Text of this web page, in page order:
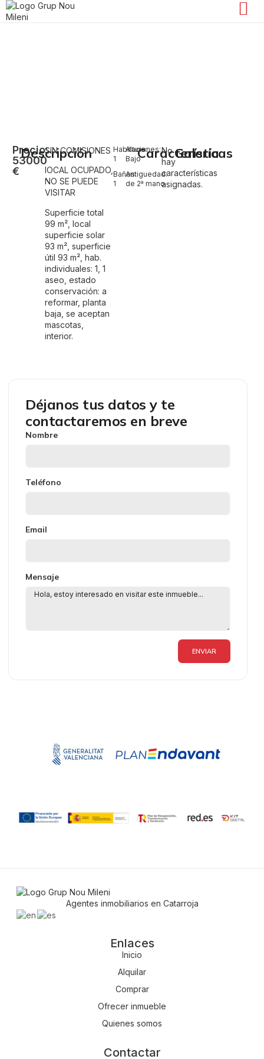
Déjanos tus datos y te
contactaremos en breve
Nombre
Teléfono
Email
Mensaje
ENVIAR
Precio:
53000
€
Descripción
SIN COMISIONES
lOCAL OCUPADO,
NO SE PUEDE
VISITAR
Superficie total
99 m², local
superficie solar
93 m², superficie
útil 93 m², hab.
individuales: 1, 1
aseo, estado
conservación: a
reformar, planta
baja, se aceptan
mascotas,
interior.
Habitaciones:
1
Baños:
1
Altura:
Bajo
Antiguedad:
de 2ª mano
Características
No
hay
características
asignadas.
Galería
Agentes inmobiliarios en Catarroja
Enlaces
Inicio
Alquilar
Comprar
Ofrecer inmueble
Quienes somos
Contactar